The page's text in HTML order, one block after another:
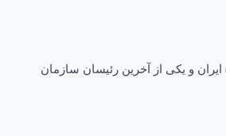
(سپس بانک مرکزی) ایران و یکی از آخرین رئیسان سازمان